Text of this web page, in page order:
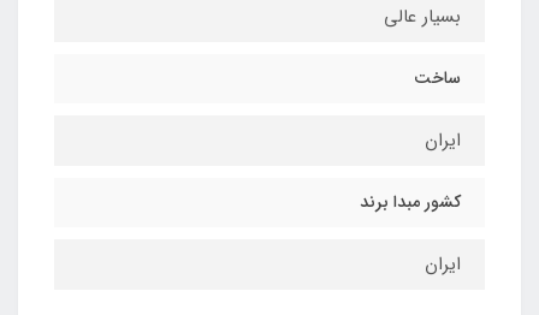
بسیار عالی
ساخت
ایران
کشور مبدا برند
ایران